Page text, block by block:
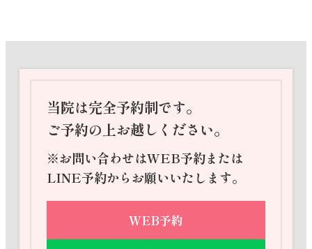
当院は完全予約制です。
ご予約の上お越しください。
※お問い合わせはWEB予約または
LINE予約からお願いいたします。
WEB予約